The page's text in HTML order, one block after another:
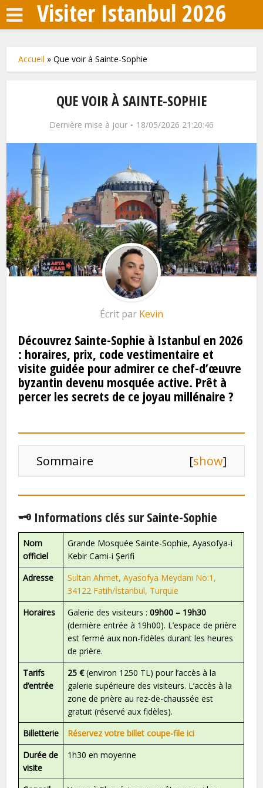
Visiter Istanbul 2026
Accueil »Que voir à Sainte-Sophie
QUE VOIR À SAINTE-SOPHIE
Dernière mise à jour 18/05/2026 21:20:46
Écrit par Kevin
Découvrez Sainte-Sophie à Istanbul en 2026
: horaires, prix, code vestimentaire et
visite guidée pour admirer ce chef-d’œuvre
byzantin devenu mosquée active. Prêt à
percer les secrets de ce joyau millénaire ?
Sommaire [show]
🗝️ Informations clés sur Sainte-Sophie
Nom
officiel
Grande Mosquée Sainte-Sophie, Ayasofya-i
Kebir Cami-i Şerifi
Adresse
Sultan Ahmet, Ayasofya Meydanı No:1,
34122 Fatih/İstanbul, Turquie
Horaires
Galerie des visiteurs :09h00 – 19h30
(dernière entrée à 19h00). L’espace de prière
est fermé aux non-fidèles durant les heures
de prière.
Tarifs
d’entrée
25 €(environ 1250 TL) pour l’accès à la
galerie supérieure des visiteurs. L’accès à la
zone de prière au rez-de-chaussée est
gratuit (réservé aux fidèles).
Billetterie
Réservez votre billet coupe-file ici
Durée de
visite
1h30 en moyenne